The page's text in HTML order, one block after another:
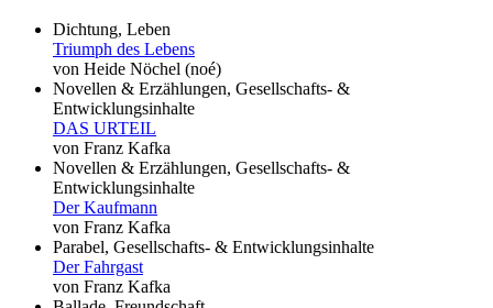
Dichtung, Leben
Triumph des Lebens
von Heide Nöchel (noé)
Novellen & Erzählungen, Gesellschafts- &
Entwicklungsinhalte
DAS URTEIL
von Franz Kafka
Novellen & Erzählungen, Gesellschafts- &
Entwicklungsinhalte
Der Kaufmann
von Franz Kafka
Parabel, Gesellschafts- & Entwicklungsinhalte
Der Fahrgast
von Franz Kafka